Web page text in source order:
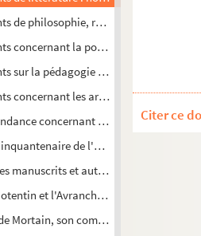
de philosophie, religion : notes,
concernant la politique : notes,
sur la pédagogie : notes, coupures de
concernant les arts : notes, coupures
concernant les dettes
de l'Ecole laïque et du
manuscrits et autres pièces formant la
et l'Avranchin, jusqu'en 1450
Mortain, son comté et ses environs,
Citer ce